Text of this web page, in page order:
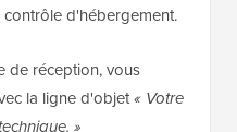
d'hébergement.
de réception, vous
la ligne d'objet« Votre
»